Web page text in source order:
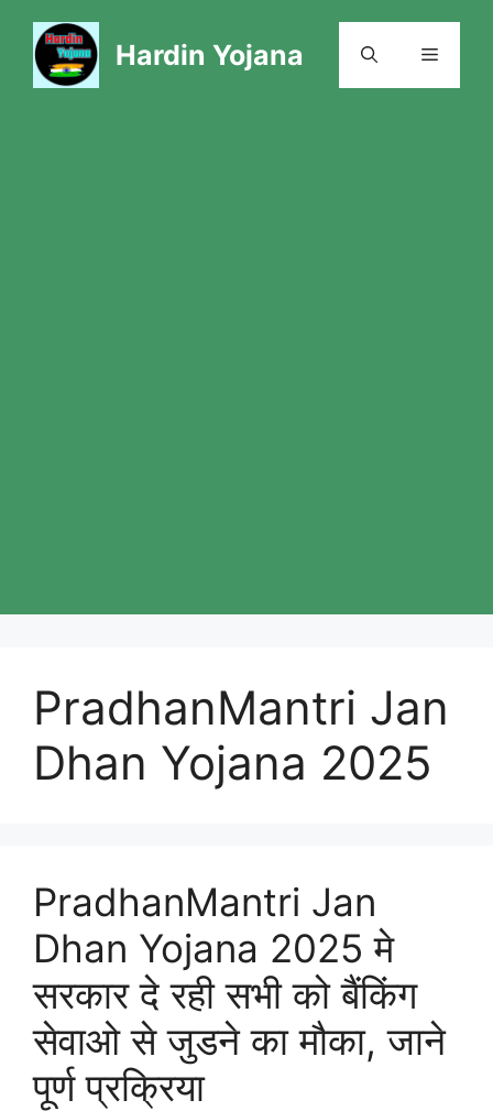
content
Hardin Yojana Menu
PradhanMantri Jan
Dhan Yojana 2025
PradhanMantri Jan
Dhan Yojana 2025 मे
सरकार दे रही सभी को बैंकिंग
सेवाओ से जुडने का मौका, जाने
पूर्ण प्रक्रिया